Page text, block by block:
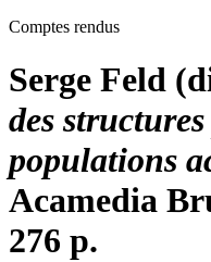
Comptes rendus
Serge Feld
des
populations
Acamedia
276 p.